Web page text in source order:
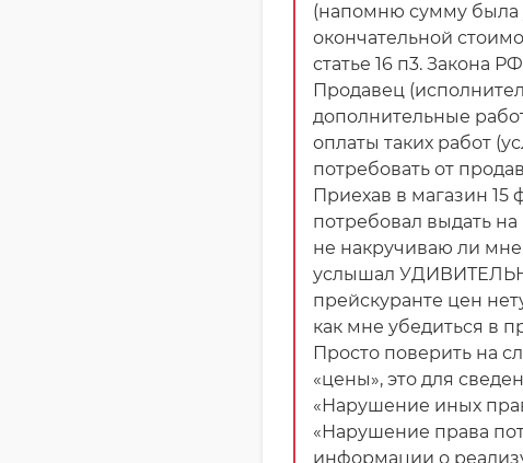
(напомню сумму была
окончательной
статье 16 п3. Закона
Продавец
дополнительные
оплаты таких работ
потребовать от
Приехав в магазин 15
потребовал выдать
не накручиваю ли
услышал
прейскуранте цен
как мне убедиться в
Просто поверить на
«цены», это для
«Нарушение иных
«Нарушение права
информации о